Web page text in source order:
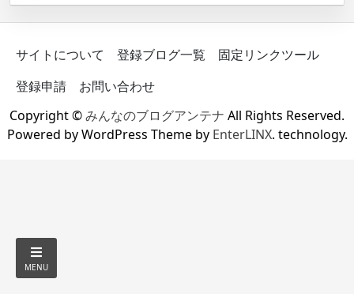
サイトについて 登録ブログ一覧
固定リンクツール
登録申請
お問い合わせ
Copyright ©みんなのブログアンテナ All Rights Reserved.
Powered by WordPress Theme by EnterLINX. technology.
MENU